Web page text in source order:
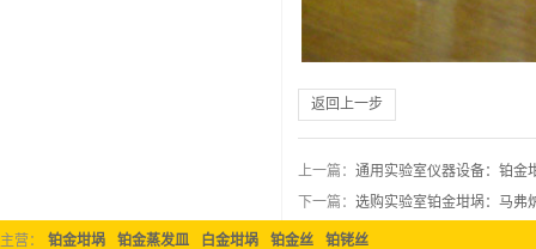
返回上一步
上一篇：通用实验室仪器设备：铂金
下一篇：选购实验室铂金坩埚：马弗
主营： 铂金坩埚 铂金蒸发皿 白金坩埚 铂金丝 铂铑丝